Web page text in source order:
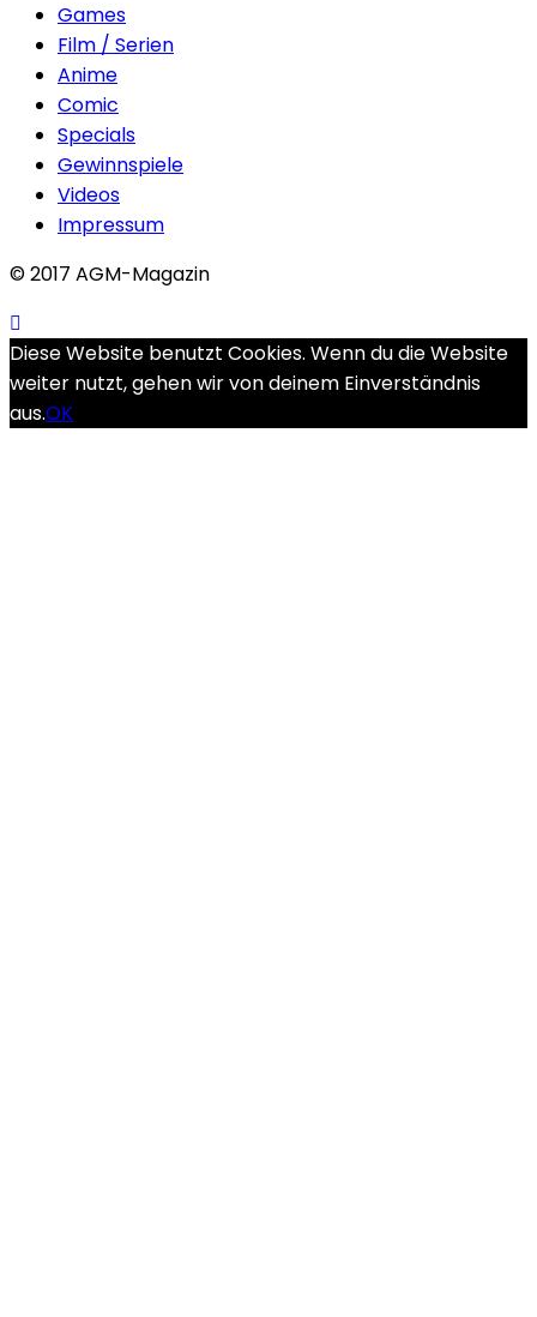
Games
Film / Serien
Anime
Comic
Specials
Gewinnspiele
Videos
Impressum
© 2017 AGM-Magazin
Diese Website benutzt Cookies. Wenn du die Website
weiter nutzt, gehen wir von deinem Einverständnis
aus.OK